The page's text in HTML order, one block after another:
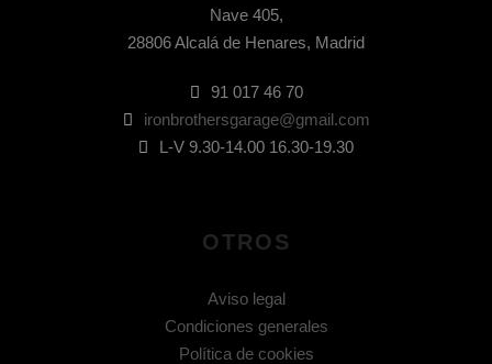
Nave 405,
28806 Alcalá de Henares, Madrid
91 017 46 70
ironbrothersgarage@gmail.com
L-V 9.30-14.00 16.30-19.30
OTROS
Aviso legal
Condiciones generales
Política de cookies